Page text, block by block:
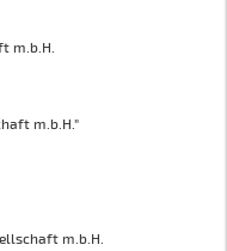
m.b.H.
m.b.H."
m.b.H.